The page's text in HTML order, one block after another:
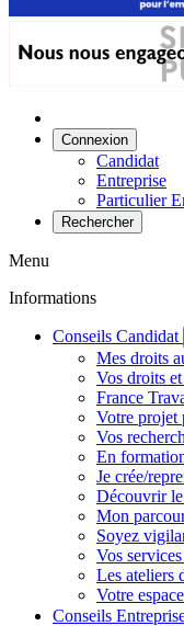
Connexion
Candidat
Entreprise
Particulier
Rechercher
Menu
Informations
Conseils Candidat
Mes droits
Vos droits
France
Votre projet
Vos
En
Je crée/
Découvrir
Mon
Soyez
Vos
Les ateliers
Votre
Conseils